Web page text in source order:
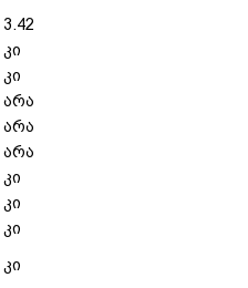
3.42
კი
კი
არა
არა
არა
კი
კი
კი
კი